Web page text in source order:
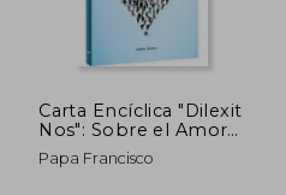
Carta Encíclica "Dilexit
Nos": Sobre el Amor
Humano y Divino del
Corazón de Jesucristo
Papa Francisco